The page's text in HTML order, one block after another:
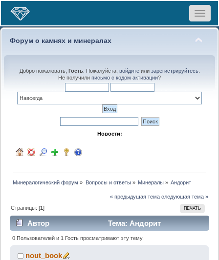
Toggle
Форум о камнях и минералах
Добро пожаловать, Гость. Пожалуйста, войдитеили зарегистрируйтесь.
Не получили письмо с кодом активации?
Новости:
Минералогический форум » Вопросы и ответы» Минералы» Андорит
« предыдущая тема следующая тема »
ПЕЧАТЬ
Страницы: [1]
Автор
Тема: Андорит
(Прочитано 2721 раз)
0 Пользователей и 1 Гость просматривают эту тему.
nout_book